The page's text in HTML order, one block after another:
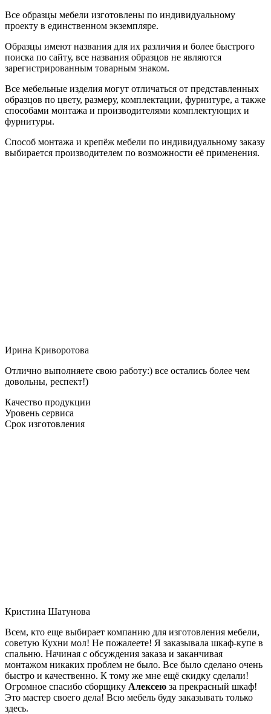
Все образцы мебели изготовлены по индивидуальному
проекту в единственном экземпляре.
Образцы имеют названия для их различия и более быстрого
поиска по сайту, все названия образцов не являются
зарегистрированным товарным знаком.
Все мебельные изделия могут отличаться от представленных
образцов по цвету, размеру, комплектации, фурнитуре, а также
способами монтажа и производителями комплектующих и
фурнитуры.
Способ монтажа и крепёж мебели по индивидуальному заказу
выбирается производителем по возможности её применения.
Ирина Криворотова
Отлично выполняете свою работу:) все остались более чем
довольны, респект!)
Качество продукции
Уровень сервиса
Срок изготовления
Кристина Шатунова
Всем, кто еще выбирает компанию для изготовления мебели,
советую Кухни мол! Не пожалеете! Я заказывала шкаф-купе в
спальню. Начиная с обсуждения заказа и заканчивая
монтажом никаких проблем не было. Все было сделано очень
быстро и качественно. К тому же мне ещё скидку сделали!
Огромное спасибо сборщику Алексею за прекрасный шкаф!
Это мастер своего дела! Всю мебель буду заказывать только
здесь.